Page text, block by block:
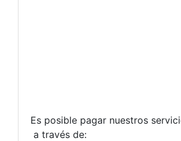
Es posible pagar nuestros
a través de: